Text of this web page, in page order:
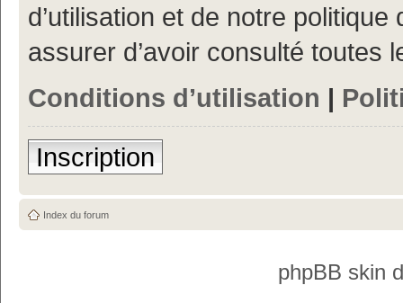
d’utilisation et de notre
assurer d’avoir consulté toutes
Conditions d’utilisation |
Inscription
Index du forum
phpBB skin